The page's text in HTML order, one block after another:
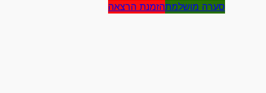
סערה מושלמתהזמנת הרצאה